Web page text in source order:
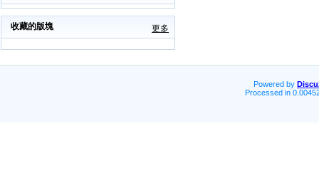
收藏的版塊 更多
Powered by
Processed in